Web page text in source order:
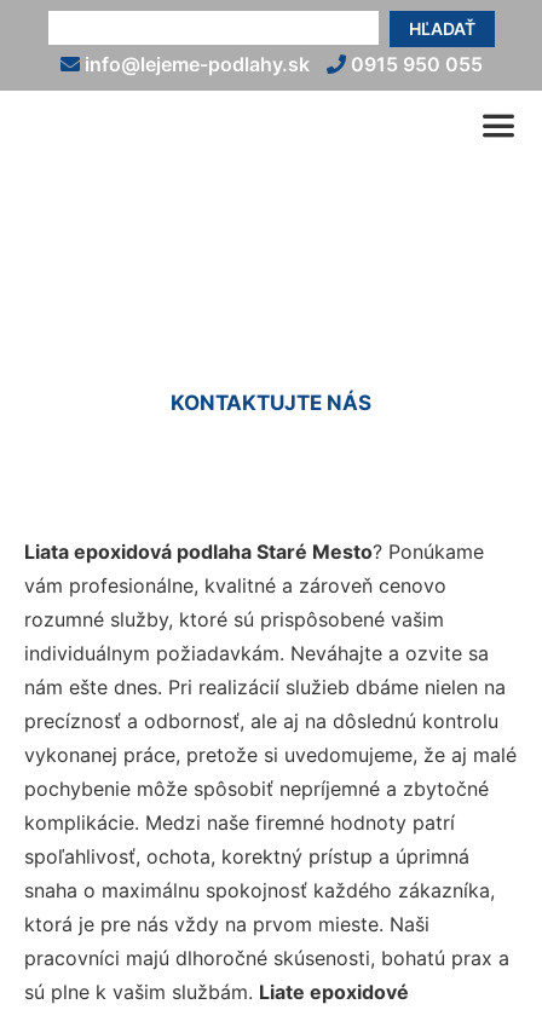
HĽADAŤ
info@lejeme-podlahy.sk 0915 950 055
KONTAKTUJTE NÁS
Liata epoxidová podlaha Staré Mesto? Ponúkame
vám profesionálne, kvalitné a zároveň cenovo
rozumné služby, ktoré sú prispôsobené vašim
individuálnym požiadavkám. Neváhajte a ozvite sa
nám ešte dnes. Pri realizácií služieb dbáme nielen na
precíznosť a odbornosť, ale aj na dôslednú kontrolu
vykonanej práce, pretože si uvedomujeme, že aj malé
pochybenie môže spôsobiť nepríjemné a zbytočné
komplikácie. Medzi naše firemné hodnoty patrí
spoľahlivosť, ochota, korektný prístup a úprimná
snaha o maximálnu spokojnosť každého zákazníka,
ktorá je pre nás vždy na prvom mieste. Naši
pracovníci majú dlhoročné skúsenosti, bohatú prax a
sú plne k vašim službám. Liate epoxidové